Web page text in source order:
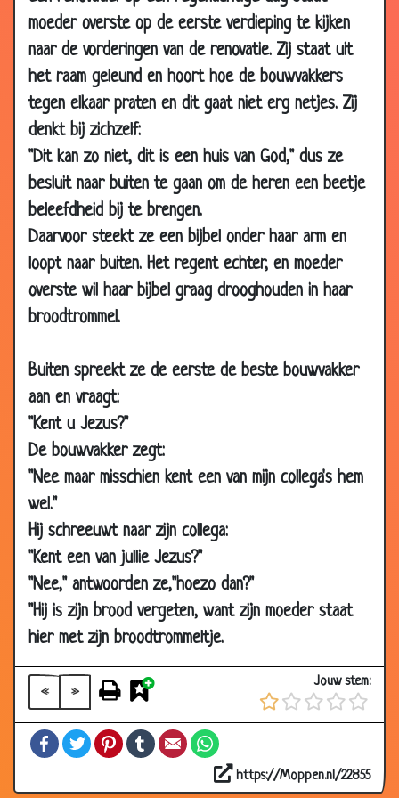
moeder overste op de eerste verdieping te kijken
naar de vorderingen van de renovatie. Zij staat uit
het raam geleund en hoort hoe de bouwvakkers
tegen elkaar praten en dit gaat niet erg netjes. Zij
denkt bij zichzelf:
"Dit kan zo niet, dit is een huis van God," dus ze
besluit naar buiten te gaan om de heren een beetje
beleefdheid bij te brengen.
Daarvoor steekt ze een bijbel onder haar arm en
loopt naar buiten. Het regent echter, en moeder
overste wil haar bijbel graag drooghouden in haar
broodtrommel.
Buiten spreekt ze de eerste de beste bouwvakker
aan en vraagt:
"Kent u Jezus?"
De bouwvakker zegt:
"Nee maar misschien kent een van mijn collega's hem
wel."
Hij schreeuwt naar zijn collega:
"Kent een van jullie Jezus?"
"Nee," antwoorden ze,"hoezo dan?"
"Hij is zijn brood vergeten, want zijn moeder staat
hier met zijn broodtrommeltje.
« »
Jouw stem:
FacebookTwitterPinterestTumblrEmail
https://Moppen.nl/22855
22 Dec
Leger 2.95
29 Nov
2003
Kangaroe 2.81
23 Nov
Lola moppen
Nov
2003
Stierenballen
07 Nov
2003
Biljarten 2.63
08
2003
Belgische bouwvakker
08
Sep
2003
Waarom?
13 Aug
Poes 3.32
10 Aug
2003
10 Aug
2003
08
Aug
2003
Overval
07 Aug
Wolkenkrabber 3.34
06 Aug Non